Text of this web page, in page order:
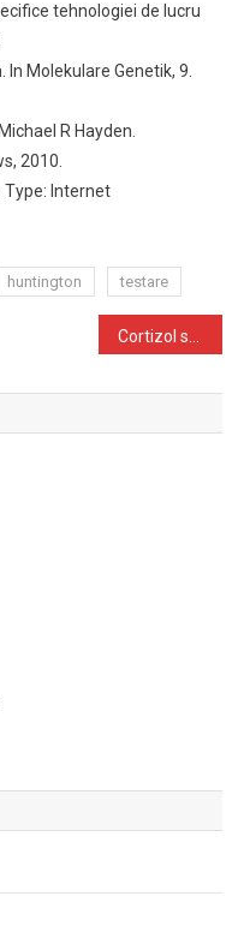
tehnologiei de lucru
Molekulare Genetik, 9.
R Hayden.
2010.
Type: Internet
huntington testare